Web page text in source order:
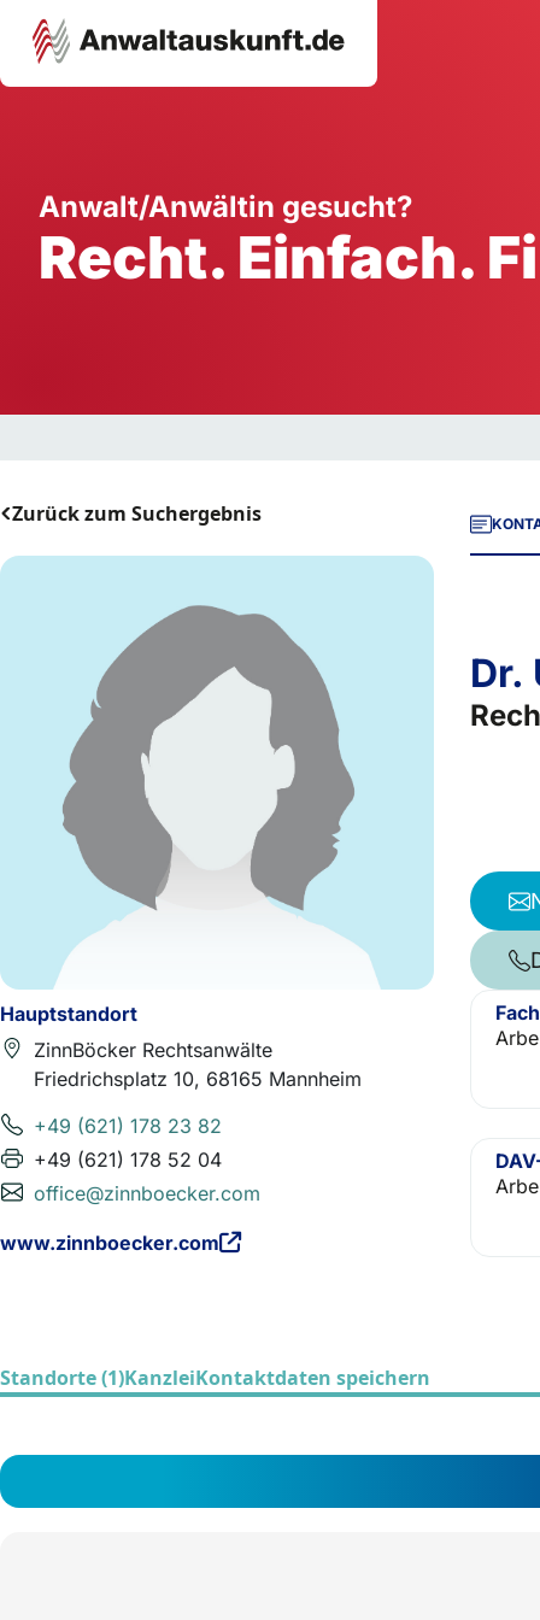
Ausbildung
Handwerk
Dienstleistung
Anwalt/Anwältin gesucht?
Recht. Einfach.
Zurück zum Suchergebnis
Hauptstandort
ZinnBöcker Rechtsanwälte
Friedrichsplatz 10, 68165 Mannheim
+49 (621) 178 23 82
+49 (621) 178 52 04
office@zinnboecker.com
www.zinnboecker.com
Dr.
Standorte (1)KanzleiKontaktdaten speichern